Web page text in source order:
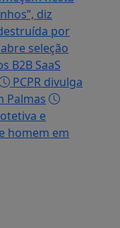
diz
por
seleção
B2B SaaS
PCPR divulga
Palmas
e
homem em